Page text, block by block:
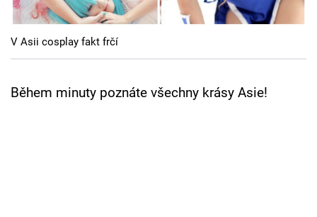
Cool Esport
Pořady
TV Program
V Asii cosplay fakt frčí
Během minuty poznáte všechny krásy Asie!